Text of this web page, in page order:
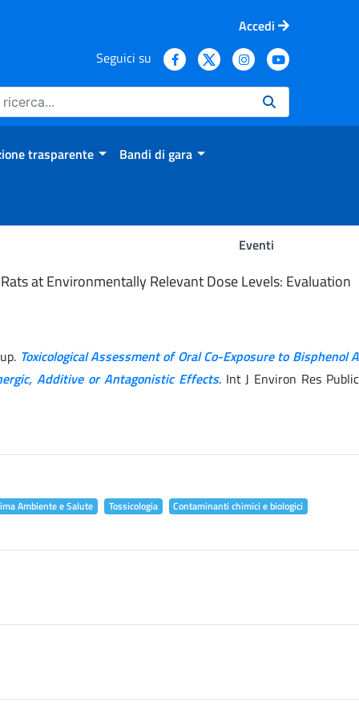
Accedi
Seguici su
trasparente Bandi di gara
Eventi
at Environmentally Relevant Dose Levels: Evaluation
Toxicological Assessment of Oral Co-Exposure to Bisphenol A
Additive or Antagonistic Effects. Int J Environ Res Public
Ambiente e Salute Tossicologia Contaminanti chimici e biologici